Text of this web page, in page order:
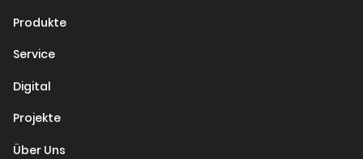
Produkte
Service
Digital
Projekte
Über Uns